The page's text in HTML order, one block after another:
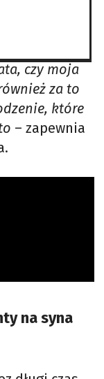
na
kiedy w
czy moja
za to
które
– zapewnia
na syna